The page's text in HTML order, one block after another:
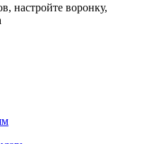
настройте воронку,